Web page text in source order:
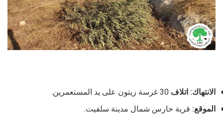
الانتهاك: اتلاف
الموقع: قرية حارس شمال مدينة سلفيت.